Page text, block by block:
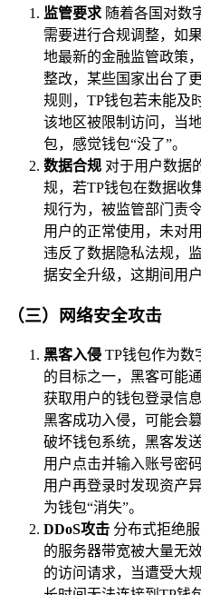
监管要求 随着各国对数
需要进行合规调整，如
地最新的金融监管政策
整改，某些国家出台了
规则，TP钱包若未能及
该地区被限制访问，当
包，感觉钱包“没了”。
数据合规 对于用户数据
规，若TP钱包在数据收
规行为，被监管部门责
用户的正常使用，未对
违反了数据隐私法规，
据安全升级，这期间用
（三）网络安全攻击
黑客入侵 TP钱包作为数
的目标之一，黑客可能
获取用户的钱包登录信
黑客成功入侵，可能会
破坏钱包系统，黑客发
用户点击并输入账号密
用户再登录时发现资产
为钱包“消失”。
DDoS攻击 分布式拒绝
的服务器带宽被大量无
的访问请求，当遭受大